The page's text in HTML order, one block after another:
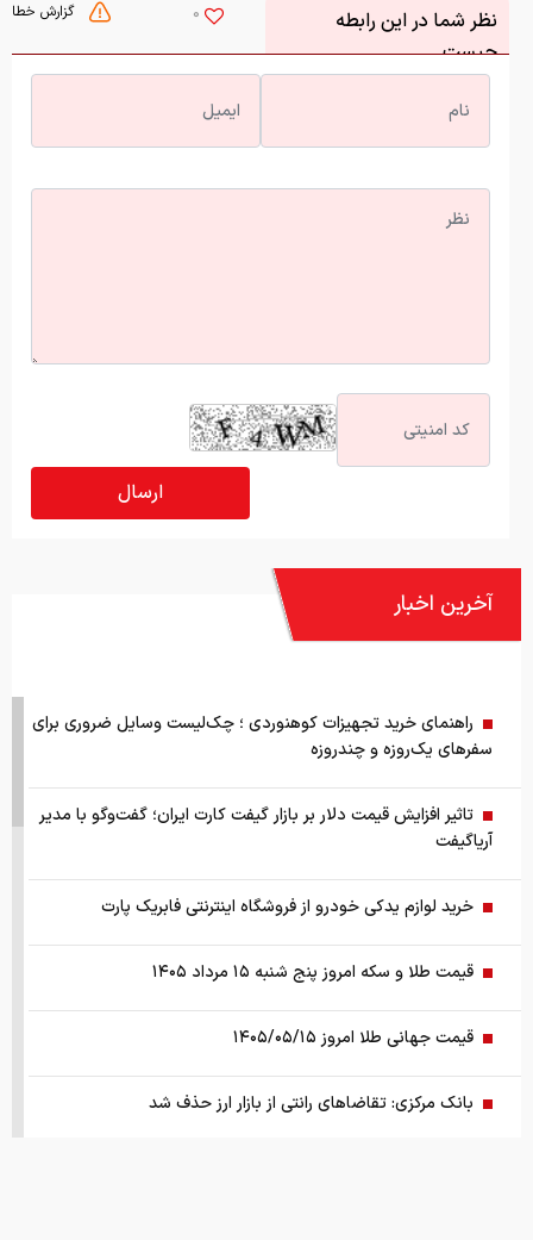
گزارش خطا 0
نظر شما در این رابطه
چیست
آخرین اخبار
راهنمای خرید تجهیزات کوهنوردی ؛ چک‌لیست وسایل ضروری برای
سفرهای یک‌روزه و چندروزه
تاثیر افزایش قیمت دلار بر بازار گیفت کارت ایران؛ گفت‌وگو با مدیر
آریاگیفت
خرید لوازم یدکی خودرو از فروشگاه اینترنتی فابریک پارت
قیمت طلا و سکه امروز پنج شنبه ۱۵ مرداد ۱۴۰۵
قیمت جهانی طلا امروز ۱۴۰۵/۰۵/۱۵
بانک مرکزی: تقاضا‌های رانتی از بازار ارز حذف شد